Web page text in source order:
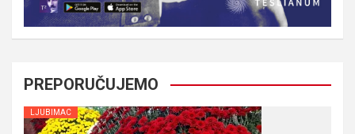
PREPORUČUJEMO
LJUBIMAC